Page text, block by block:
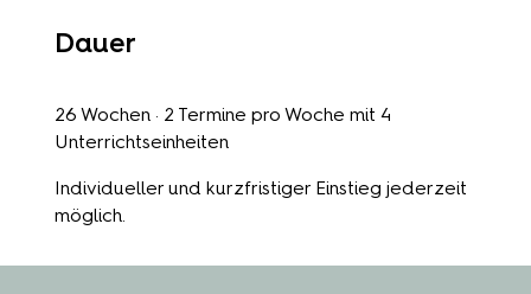
Dauer
26 Wochen · 2 Termine pro Woche mit 4
Unterrichtseinheiten
Individueller und kurzfristiger Einstieg jederzeit
möglich.